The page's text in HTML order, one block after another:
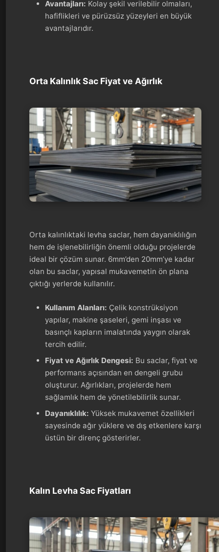
Avantajları: Kolay şekil verilebilir olmaları,
hafiflikleri ve pürüzsüz yüzeyleri en büyük
avantajlarıdır.
Orta Kalınlık Sac Fiyat ve Ağırlık
Orta kalınlıktaki levha saclar, hem dayanıklılığın
hem de işlenebilirliğin önemli olduğu projelerde
ideal bir çözüm sunar. 6mm’den 20mm’ye kadar
olan bu saclar, yapısal mukavemetin ön plana
çıktığı yerlerde kullanılır.
Kullanım Alanları: Çelik konstrüksiyon
yapılar, makine şaseleri, gemi inşası ve
basınçlı kapların imalatında yaygın olarak
tercih edilir.
Fiyat ve Ağırlık Dengesi: Bu saclar, fiyat ve
performans açısından en dengeli grubu
oluşturur. Ağırlıkları, projelerde hem
sağlamlık hem de yönetilebilirlik sunar.
Dayanıklılık: Yüksek mukavemet özellikleri
sayesinde ağır yüklere ve dış etkenlere karşı
üstün bir direnç gösterirler.
Kalın Levha Sac Fiyatları